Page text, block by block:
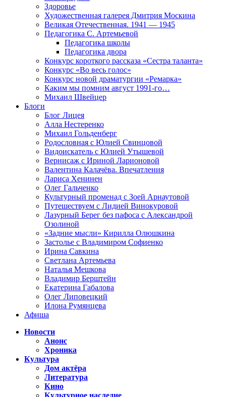
Здоровье
Художественная галерея Дмитрия Москина
Великая Отечественная. 1941 — 1945
Педагогика С. Артемьевой
Педагогика школы
Педагогика двора
Конкурс короткого рассказа «Сестра таланта»
Конкурс «Во весь голос»
Конкурс новой драматургии «Ремарка»
Каким мы помним август 1991-го…
Михаил Швейцер
Блоги
Блог Лицея
Алла Нестеренко
Михаил Гольденберг
Родословная с Юлией Свинцовой
Видоискатель с Юлией Утышевой
Вернисаж с Ириной Ларионовой
Валентина Калачёва. Впечатления
Лариса Хенинен
Олег Гальченко
Культурный променад с Зоей Арнаутовой
Путешествуем с Лидией Винокуровой
Лазурный Берег без пафоса с Александрой
Озолиной
«Задние мысли» Кирилла Олюшкина
Застолье с Владимиром Софиенко
Ирина Савкина
Светлана Артемьева
Наталья Мешкова
Владимир Берштейн
Екатерина Габалова
Олег Липовецкий
Илона Румянцева
Афиша
Новости
Анонс
Хроника
Культура
Дом актёра
Литература
Кино